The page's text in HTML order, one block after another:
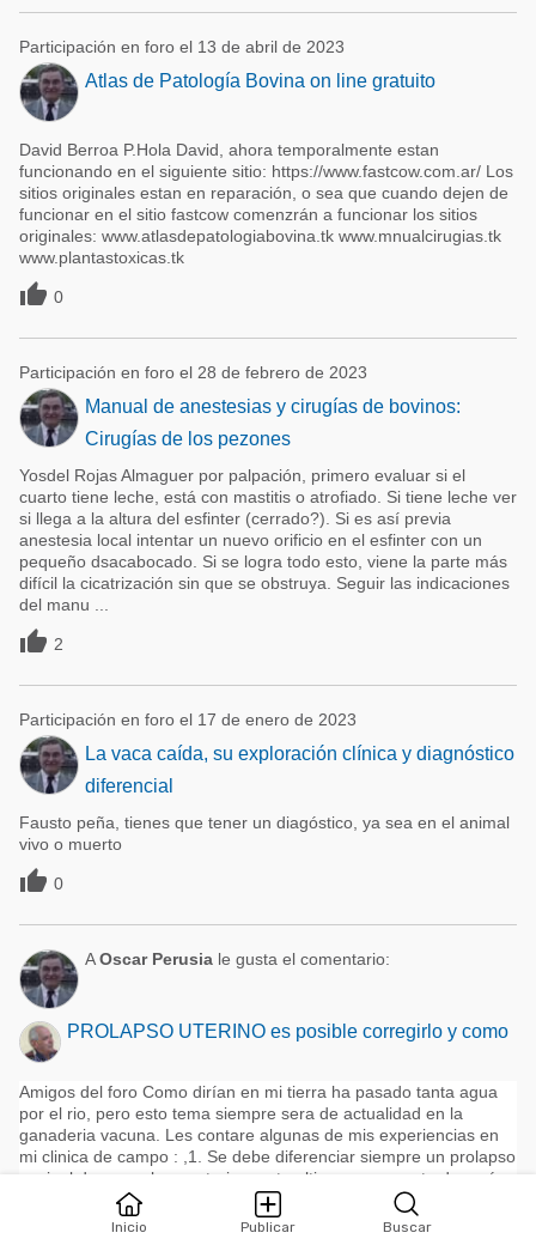
Inicio Publicar Buscar
Participación en foro el 13 de abril de 2023
Atlas de Patología Bovina on line gratuito
David Berroa P.Hola David, ahora temporalmente estan
funcionando en el siguiente sitio: https://www.fastcow.com.ar/ Los
sitios originales estan en reparación, o sea que cuando dejen de
funcionar en el sitio fastcow comenzrán a funcionar los sitios
originales: www.atlasdepatologiabovina.tk www.mnualcirugias.tk
www.plantastoxicas.tk
 0
Participación en foro el 28 de febrero de 2023
Manual de anestesias y cirugías de bovinos:
Cirugías de los pezones
Yosdel Rojas Almaguer por palpación, primero evaluar si el
cuarto tiene leche, está con mastitis o atrofiado. Si tiene leche ver
si llega a la altura del esfinter (cerrado?). Si es así previa
anestesia local intentar un nuevo orificio en el esfinter con un
pequeño dsacabocado. Si se logra todo esto, viene la parte más
difícil la cicatrización sin que se obstruya. Seguir las indicaciones
del manu ...
 2
Participación en foro el 17 de enero de 2023
La vaca caída, su exploración clínica y diagnóstico
diferencial
Fausto peña, tienes que tener un diagóstico, ya sea en el animal
vivo o muerto
 0
AOscar Perusia le gusta el comentario:
PROLAPSO UTERINO es posible corregirlo y como
Amigos del foro Como dirían en mi tierra ha pasado tanta agua
por el rio, pero esto tema siempre sera de actualidad en la
ganaderia vacuna. Les contare algunas de mis experiencias en
mi clinica de campo : ,1. Se debe diferenciar siempre un prolapso
vaginal de un prolapso uterino, este ultimo se presenta después
del parto casi siempre inmediatamente después de el, en el
prolapso vaginal por lo gen ...